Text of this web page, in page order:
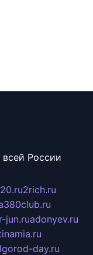
России
2rich.ru
jun.ruadonyev.ru
day.ru